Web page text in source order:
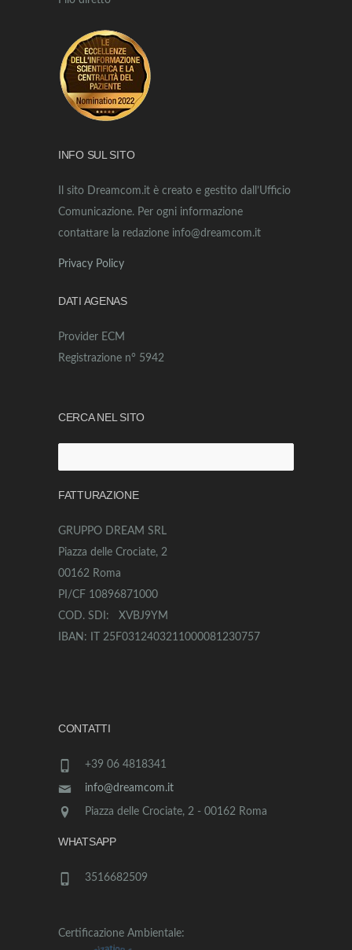
INFO SUL SITO
Il sito Dreamcom.it è creato e gestito dall’Ufficio
Comunicazione. Per ogni informazione
contattare la redazione info@dreamcom.it
Privacy Policy
DATI AGENAS
Provider ECM
Registrazione n° 5942
CERCA NEL SITO
per:
FATTURAZIONE
GRUPPO DREAM SRL
Piazza delle Crociate, 2
00162 Roma
PI/CF 10896871000
COD. SDI: XVBJ9YM
IBAN: IT 25F0312403211000081230757
CONTATTI
+39 06 4818341
info@dreamcom.it
Piazza delle Crociate, 2 - 00162 Roma
WHATSAPP
3516682509
Certificazione Ambientale: